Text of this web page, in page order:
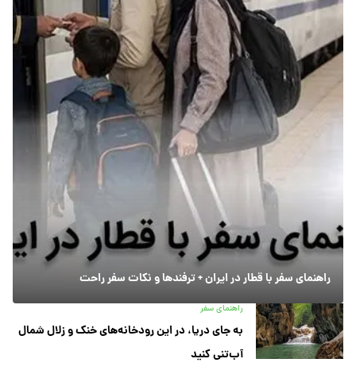
راهنمای سفر با قطار در ایران + ترفندها و نکات سفر راحت
راهنمای سفر
به جای دریا، در این رودخانه‌های خنک و زلال شمال
آب‌تنی کنید